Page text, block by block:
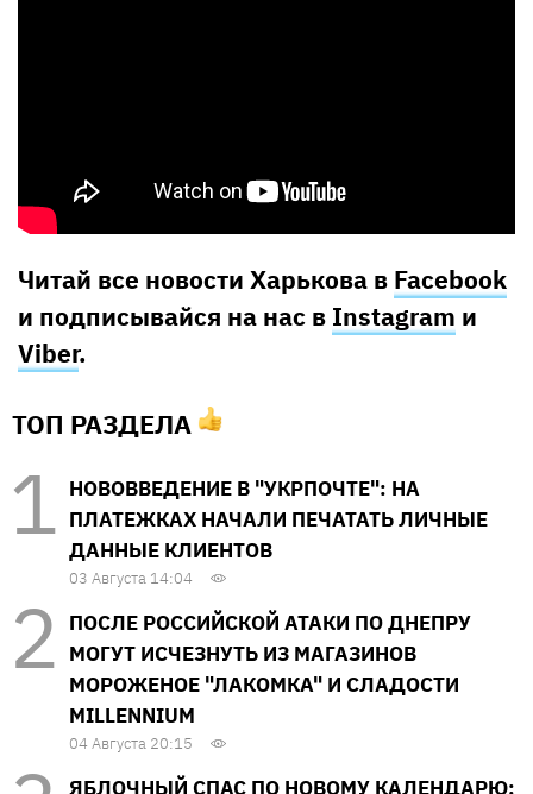
Читай все новости Харькова в Facebook
и подписывайся на нас в Instagram и
Viber.
ТОП РАЗДЕЛА
НОВОВВЕДЕНИЕ В "УКРПОЧТЕ": НА
ПЛАТЕЖКАХ НАЧАЛИ ПЕЧАТАТЬ ЛИЧНЫЕ
ДАННЫЕ КЛИЕНТОВ
03 Августа 14:04
ПОСЛЕ РОССИЙСКОЙ АТАКИ ПО ДНЕПРУ
МОГУТ ИСЧЕЗНУТЬ ИЗ МАГАЗИНОВ
МОРОЖЕНОЕ "ЛАКОМКА" И СЛАДОСТИ
MILLENNIUM
04 Августа 20:15
ЯБЛОЧНЫЙ СПАС ПО НОВОМУ КАЛЕНДАРЮ: